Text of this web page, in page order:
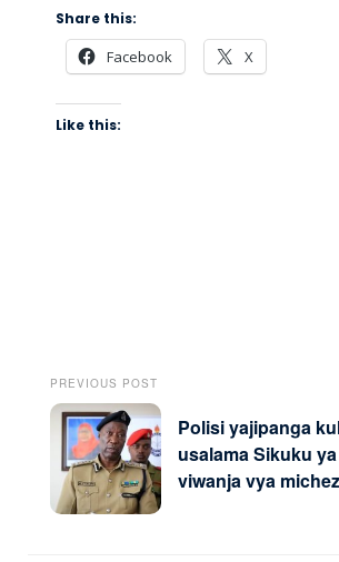
Share this:
Facebook X
Like this:
PREVIOUS POST
Polisi yajipanga
usalama Sikuku
viwanja vya